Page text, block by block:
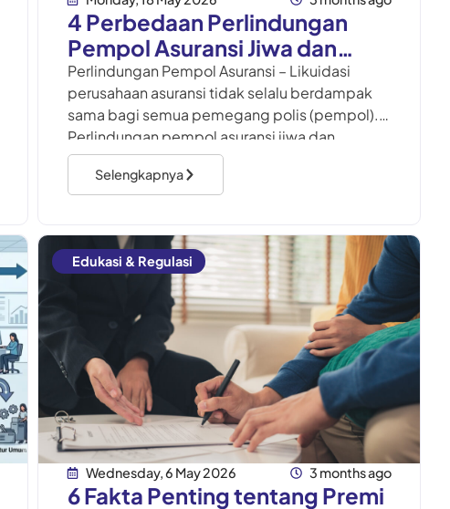
4 Perbedaan Perlindungan
Pempol Asuransi Jiwa dan
Umum
Perlindungan Pempol Asuransi – Likuidasi
perusahaan asuransi tidak selalu berdampak
sama bagi semua pemegang polis (pempol).
Perlindungan pempol asuransi jiwa dan
asuransi umum memiliki mekanisme yang
berbeda karena karakter produk,
Selengkapnya
Edukasi & Regulasi
Wednesday, 6 May 2026 3 months ago
6 Fakta Penting tentang Premi